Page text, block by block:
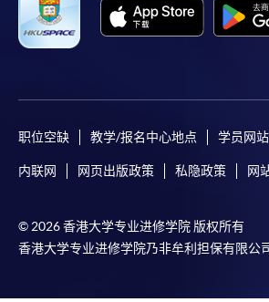
职位空缺 教学/报名中心地点 学员网站
内联网 网页出版政策 私隐政策 网
© 2026 香港大学专业进修学院 版权所有
香港大学专业进修学院乃非牟利担保有限公